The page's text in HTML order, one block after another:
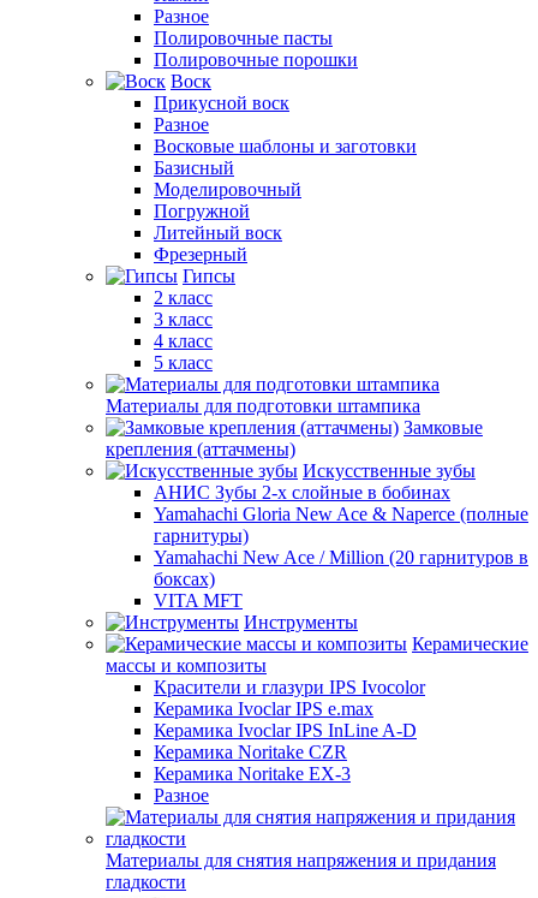
Разное
Полировочные пасты
Полировочные порошки
Воск
Прикусной воск
Разное
Восковые шаблоны и заготовки
Базисный
Моделировочный
Погружной
Литейный воск
Фрезерный
Гипсы
2 класс
3 класс
4 класс
5 класс
Материалы для подготовки штампика
Замковые
крепления (аттачмены)
Искусственные зубы
АНИС Зубы 2-х слойные в бобинах
Yamahachi Gloria New Ace & Naperce (полные
гарнитуры)
Yamahachi New Ace / Million (20 гарнитуров в
боксах)
VITA MFT
Инструменты
Керамические
массы и композиты
Красители и глазури IPS Ivocolor
Керамика Ivoclar IPS e.max
Керамика Ivoclar IPS InLine A-D
Керамика Noritake CZR
Керамика Noritake EX-3
Разное
Материалы для снятия напряжения и придания
гладкости